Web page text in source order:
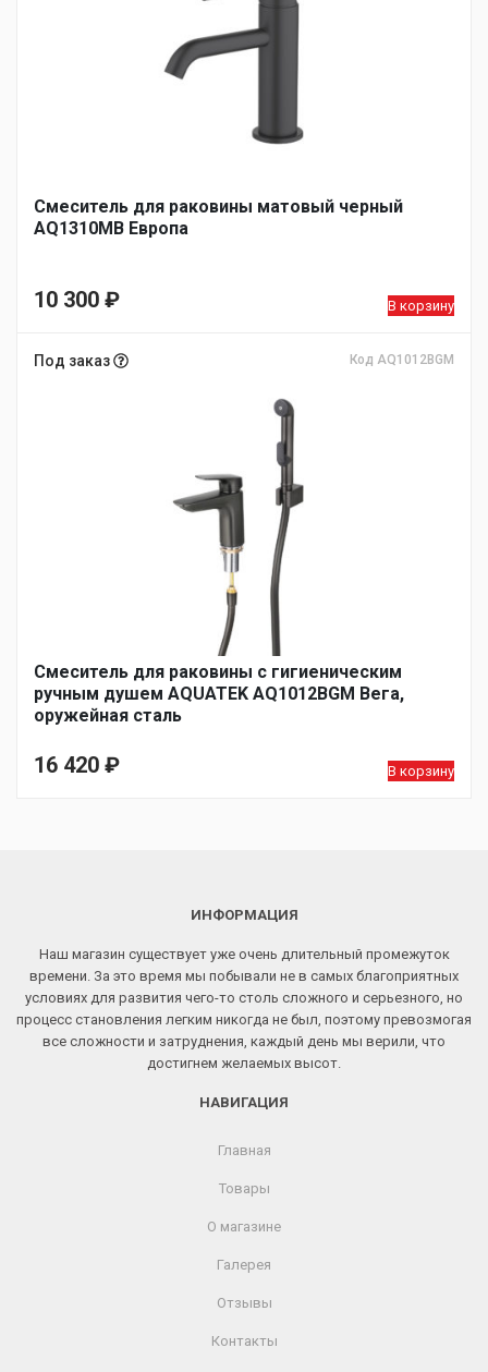
Смеситель для раковины матовый черный
AQ1310MB Европа
10 300 ₽ В корзину
Под заказ Код AQ1012BGM
Смеситель для раковины с гигиеническим
ручным душем AQUATEK AQ1012BGM Вега,
оружейная сталь
16 420 ₽ В корзину
ИНФОРМАЦИЯ
Наш магазин существует уже очень длительный промежуток
времени. За это время мы побывали не в самых благоприятных
условиях для развития чего-то столь сложного и серьезного, но
процесс становления легким никогда не был, поэтому превозмогая
все сложности и затруднения, каждый день мы верили, что
достигнем желаемых высот.
НАВИГАЦИЯ
Главная
Товары
О магазине
Галерея
Отзывы
Контакты